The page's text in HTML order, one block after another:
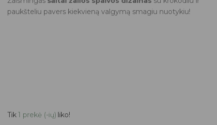
paukšteliu pavers kiekvieną valgymą smagiu nuotykiu!
Tik1 prekė (-ių) liko!